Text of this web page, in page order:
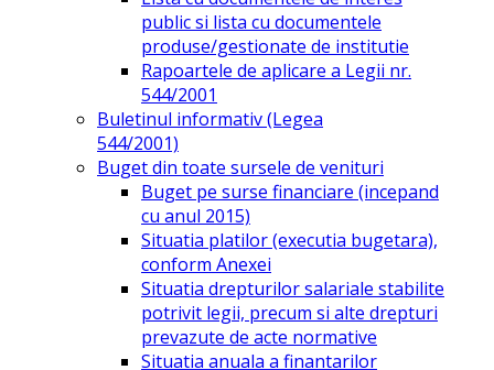
public si lista cu documentele
produse/gestionate de institutie
Rapoartele de aplicare a Legii nr.
544/2001
Buletinul informativ (Legea
544/2001)
Buget din toate sursele de venituri
Buget pe surse financiare (incepand
cu anul 2015)
Situatia platilor (executia bugetara),
conform Anexei
Situatia drepturilor salariale stabilite
potrivit legii, precum si alte drepturi
prevazute de acte normative
Situatia anuala a finantarilor